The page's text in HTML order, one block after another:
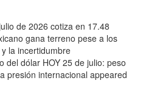
de 2026 cotiza en 17.48
gana terreno pese a los
la incertidumbre
del dólar HOY 25 de julio: peso
presión internacional appeared